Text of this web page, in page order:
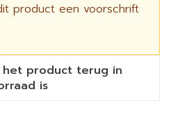
product een voorschrift
het product terug in
is